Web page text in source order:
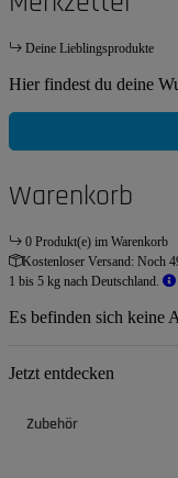
Deine Lieblingsprodukte
Hier findest du deine
Warenkorb
0 Produkt(e) im Warenkorb
Kostenloser Versand: Noch
1 bis 5 kg nach Deutschland.
Es befinden sich keine
Jetzt entdecken
Zubehör